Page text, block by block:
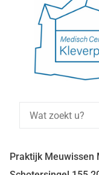
Praktijk Meuwissen